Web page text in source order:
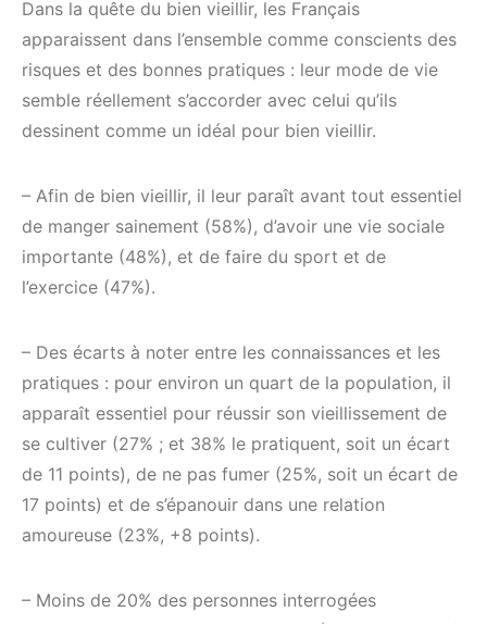
Dans la quête du bien vieillir, les Français
apparaissent dans l’ensemble comme conscients des
risques et des bonnes pratiques : leur mode de vie
semble réellement s’accorder avec celui qu’ils
dessinent comme un idéal pour bien vieillir.
– Afin de bien vieillir, il leur paraît avant tout essentiel
de manger sainement (58%), d’avoir une vie sociale
importante (48%), et de faire du sport et de
l’exercice (47%).
– Des écarts à noter entre les connaissances et les
pratiques : pour environ un quart de la population, il
apparaît essentiel pour réussir son vieillissement de
se cultiver (27% ; et 38% le pratiquent, soit un écart
de 11 points), de ne pas fumer (25%, soit un écart de
17 points) et de s’épanouir dans une relation
amoureuse (23%, +8 points).
– Moins de 20% des personnes interrogées